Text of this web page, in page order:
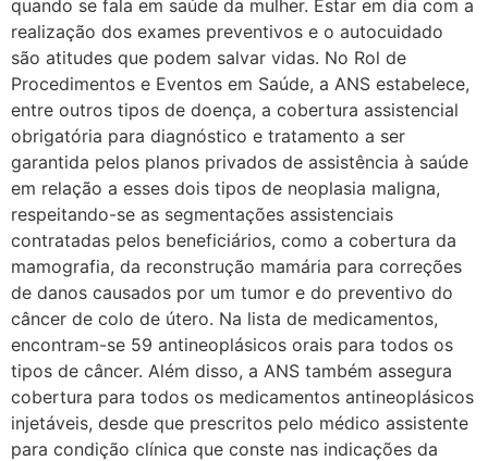
quando se fala em saúde da mulher. Estar em dia com a
realização dos exames preventivos e o autocuidado
são atitudes que podem salvar vidas. No Rol de
Procedimentos e Eventos em Saúde, a ANS estabelece,
entre outros tipos de doença, a cobertura assistencial
obrigatória para diagnóstico e tratamento a ser
garantida pelos planos privados de assistência à saúde
em relação a esses dois tipos de neoplasia maligna,
respeitando-se as segmentações assistenciais
contratadas pelos beneficiários, como a cobertura da
mamografia, da reconstrução mamária para correções
de danos causados por um tumor e do preventivo do
câncer de colo de útero. Na lista de medicamentos,
encontram-se 59 antineoplásicos orais para todos os
tipos de câncer. Além disso, a ANS também assegura
cobertura para todos os medicamentos antineoplásicos
injetáveis, desde que prescritos pelo médico assistente
para condição clínica que conste nas indicações da